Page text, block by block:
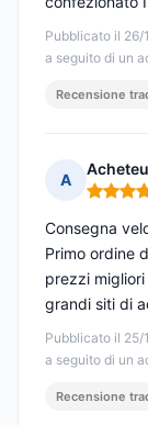
Pubblicato il 26/
a seguito di un
Recensione
A
Nota: 5
Pubblicato il 25/
a seguito di un
Consegna
Primo ordine
prezzi
grandi siti di
Recensione